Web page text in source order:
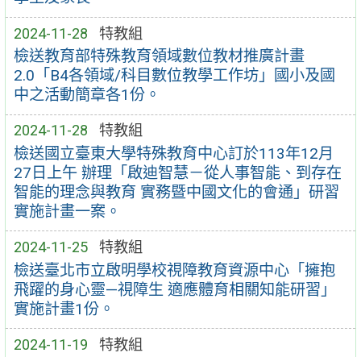
2024-11-28 特教組
檢送教育部特殊教育領域數位教材推廣計畫
2.0「B4各領域/科目數位教學工作坊」國小及國
中之活動簡章各1份。
2024-11-28 特教組
檢送國立臺東大學特殊教育中心訂於113年12月
27日上午 辦理「啟迪智慧－從人事智能、到存在
智能的理念與教育 實務暨中國文化的會通」研習
實施計畫一案。
2024-11-25 特教組
檢送臺北市立啟明學校視障教育資源中心「擁抱
飛躍的身心靈—視障生 適應體育相關知能研習」
實施計畫1份。
2024-11-19 特教組